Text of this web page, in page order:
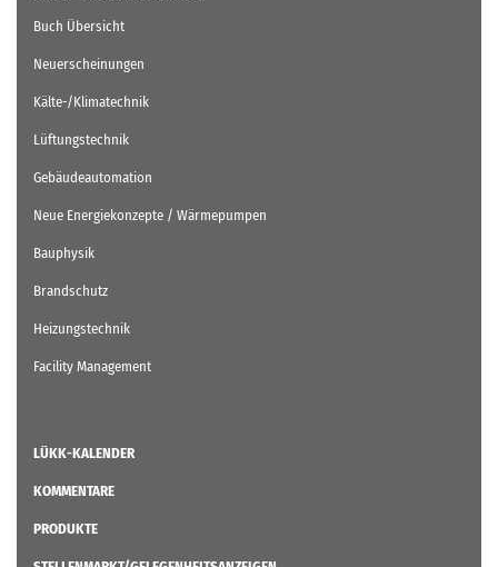
Buch Übersicht
Neuerscheinungen
Kälte-/Klimatechnik
Lüftungstechnik
Gebäudeautomation
Neue Energiekonzepte / Wärmepumpen
Bauphysik
Brandschutz
Heizungstechnik
Facility Management
LÜKK-KALENDER
KOMMENTARE
PRODUKTE